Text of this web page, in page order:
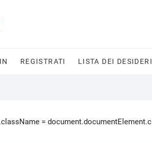
REGISTRATI LISTA DEI DESIDERI
=